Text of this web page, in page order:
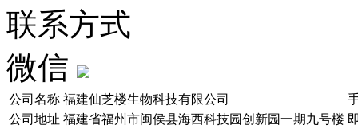
联系方式
微信
公司名称 福建仙芝楼生物科技有限公司
公司地址 福建省福州市闽侯县海西科技园创新园一期九号楼